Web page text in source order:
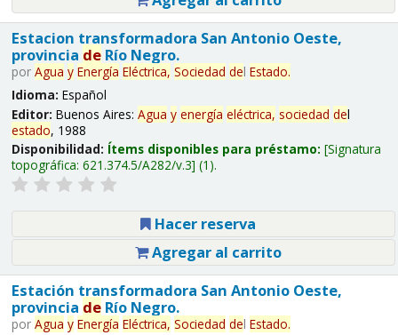
Estacion transformadora San Antonio Oeste,
provincia deRío Negro.
por Agua y Energía Eléctrica, Sociedad del Estado.
Idioma: Español
Editor: Buenos Aires: Agua y energía eléctrica, sociedad del
estado, 1988
Disponibilidad: Ítems disponibles para préstamo: Signatura
topográfica: 621.374.5/A282/v.3 (1).
Hacer reserva
Agregar al carrito
Estación transformadora San Antonio Oeste,
provincia deRío Negro.
por Agua y Energía Eléctrica, Sociedad del Estado.